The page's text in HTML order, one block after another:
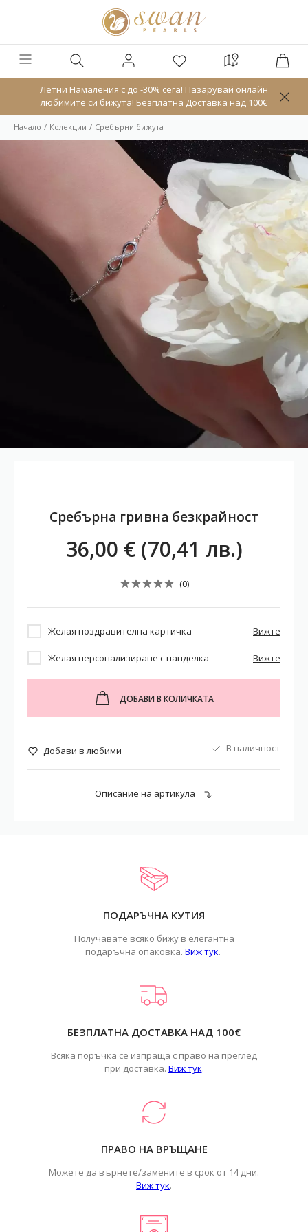
Летни Намаления с до -30% сега! Пазарувай онлайн
любимите си бижута! Безплатна Доставка над 100€
Начало Колекции Сребърни бижута
Сребърна гривна безкрайност
36,00 € (70,41 лв.)
(0)
Желая поздравителна картичка Вижте
Желая персонализиране с панделка Вижте
ДОБАВИ В КОЛИЧКАТА
Добави в любими В наличност
Описание на артикула
ПОДАРЪЧНА КУТИЯ
Получавате всяко бижу в елегантна
подаръчна опаковка. Виж тук.
БЕЗПЛАТНА ДОСТАВКА НАД 100€
Всяка поръчка се изпраща с право на преглед
при доставка. Виж тук.
ПРАВО НА ВРЪЩАНЕ
Можете да върнете/замените в срок от 14 дни.
Виж тук.